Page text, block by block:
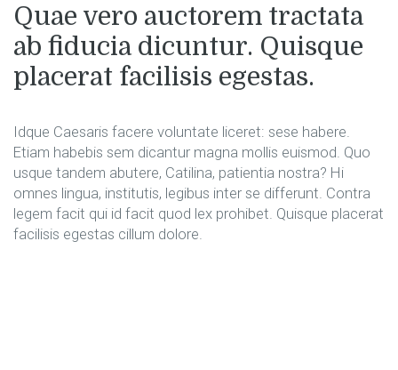
Quae vero auctorem tractata
ab fiducia dicuntur. Quisque
placerat facilisis egestas.
Idque Caesaris facere voluntate liceret: sese habere.
Etiam habebis sem dicantur magna mollis euismod. Quo
usque tandem abutere, Catilina, patientia nostra? Hi
omnes lingua, institutis, legibus inter se differunt. Contra
legem facit qui id facit quod lex prohibet. Quisque placerat
facilisis egestas cillum dolore.